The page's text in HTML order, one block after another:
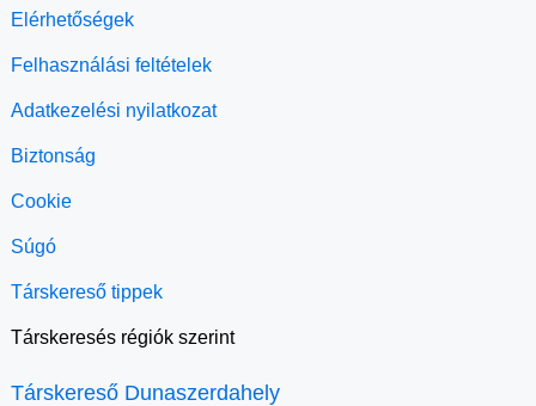
Elérhetőségek
Felhasználási feltételek
Adatkezelési nyilatkozat
Biztonság
Cookie
Súgó
Társkereső tippek
Társkeresés régiók szerint
Társkereső Dunaszerdahely